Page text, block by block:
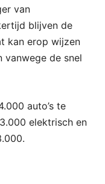
van
blijven de
kan erop wijzen
vanwege de snel
auto’s te
elektrisch en